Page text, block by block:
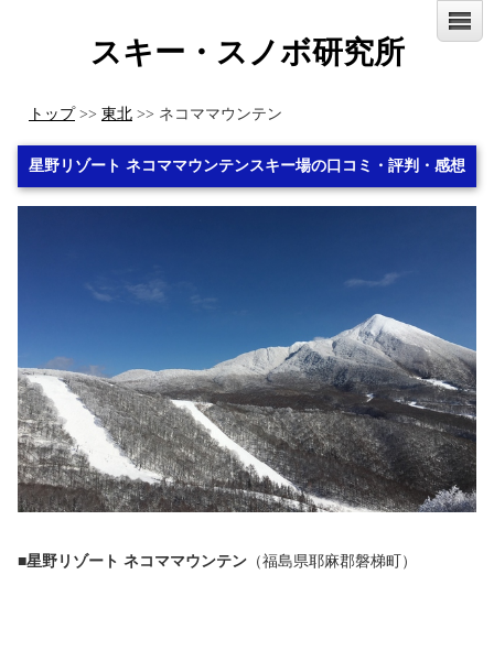
スキー・スノボ研究所
トップ>> 東北 >> ネコママウンテン
星野リゾート ネコママウンテンスキー場の口コミ・評判・感想
■星野リゾート ネコママウンテン （福島県耶麻郡磐梯町）